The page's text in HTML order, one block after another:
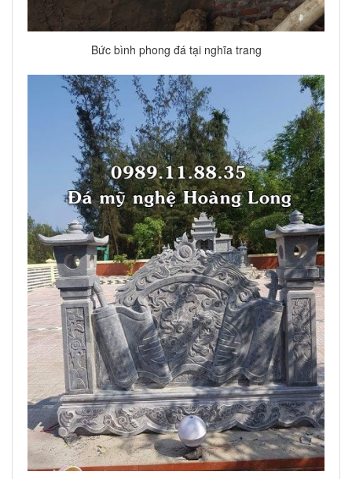
Bức bình phong đá tại nghĩa trang